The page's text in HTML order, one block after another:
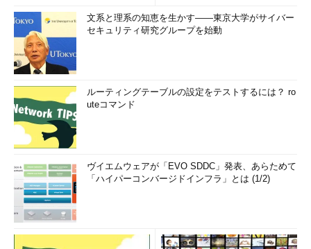
文系と理系の知恵を生かす――東京大学がサイバー
セキュリティ研究グループを始動
ルーティングテーブルの設定をテストするには？ ro
uteコマンド
ヴイエムウェアが「EVO SDDC」発表、あらためて
「ハイパーコンバージドインフラ」とは (1/2)